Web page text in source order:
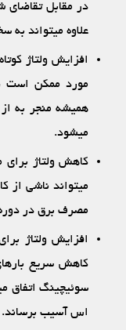
در مقابل تقاضای
علاوه می‏تواند به
مورد ممکن است
همیشه منجر به
می‏شود.
کاهش ولتاژ برای
می‏تواند ناشی
مصرف برق در
افزایش ولتاژ
کاهش سریع
سوئیچینگ اتفاق
اس آسیب برساند.